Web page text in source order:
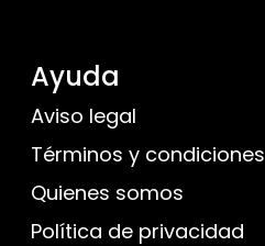
Ayuda
Aviso legal
Términos y condiciones
Quienes somos
Política de privacidad